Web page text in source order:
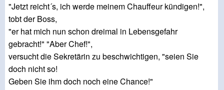
"Jetzt reicht´s, ich werde meinem Chauffeur kündigen!",
tobt der Boss,
"er hat mich nun schon dreimal in Lebensgefahr
gebracht!" "Aber Chef!",
versucht die Sekretärin zu beschwichtigen, "seien Sie
doch nicht so!
Geben Sie ihm doch noch eine Chance!"